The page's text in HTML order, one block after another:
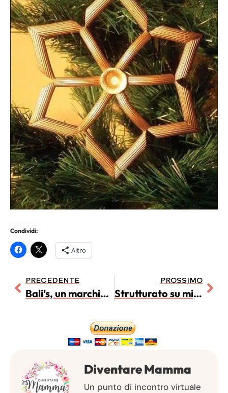
Condividi:
Altro
PRECEDENTE
Bali’s, un marchio nato dal frutto dell’amore per i propri figli.
PROSSIMO
Strutturato su misura di Mamma Artigiana Francesca
Diventare Mamma
Un punto di incontro virtuale